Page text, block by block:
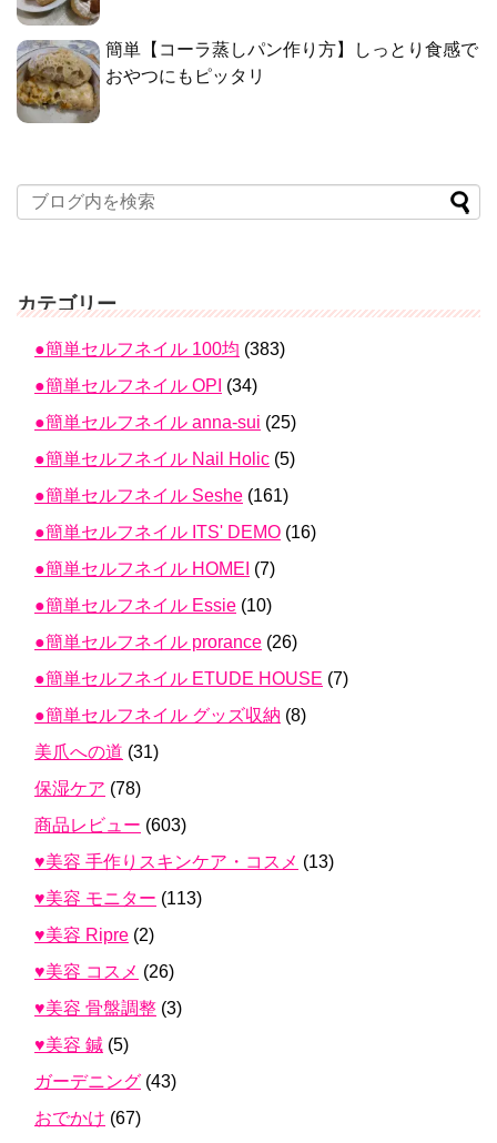
簡単【コーラ蒸しパン作り方】しっとり食感で
おやつにもピッタリ
カテゴリー
●簡単セルフネイル 100均 (383)
●簡単セルフネイル OPI (34)
●簡単セルフネイル anna-sui (25)
●簡単セルフネイル Nail Holic (5)
●簡単セルフネイル Seshe (161)
●簡単セルフネイル ITS' DEMO (16)
●簡単セルフネイル HOMEI (7)
●簡単セルフネイル Essie (10)
●簡単セルフネイル prorance (26)
●簡単セルフネイル ETUDE HOUSE (7)
●簡単セルフネイル グッズ収納 (8)
美爪への道 (31)
保湿ケア (78)
商品レビュー (603)
♥美容 手作りスキンケア・コスメ (13)
♥美容 モニター (113)
♥美容 Ripre (2)
♥美容 コスメ (26)
♥美容 骨盤調整 (3)
♥美容 鍼 (5)
ガーデニング (43)
おでかけ (67)